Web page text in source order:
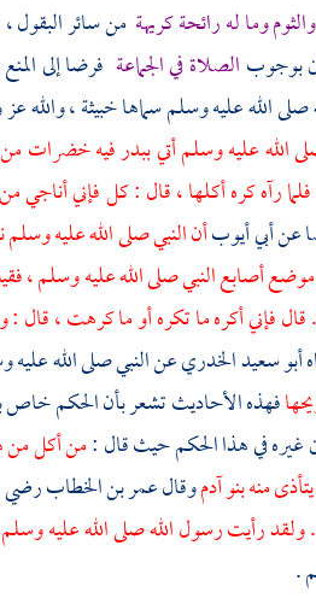
وما له رائحة كريهة من سائر البقول
بوجوبالصلاة في الجماعة فرضا إلى
الله عليه وسلم سماها خبيثة ،
الله عليه وسلم أتيببدرفيه خضرات من
رآه كره أكلها ، قال : كل فإني أناجي
عنأبي أيوبأن النبي صلى الله عليه
أصابع النبي صلى الله عليه وسلم ،
فإني أكره ما تكره أو ما كرهت ، قال
أبو سعيد الخدريعن النبي صلى الله
فهذه الأحاديث تشعر بأن الحكم خاص
غيره في هذا الحكم حيث قال :من أكل من
منه بنو آدموقالعمر بن الخطابرضي
. ولقد رأيت رسول الله صلى الله عليه
.